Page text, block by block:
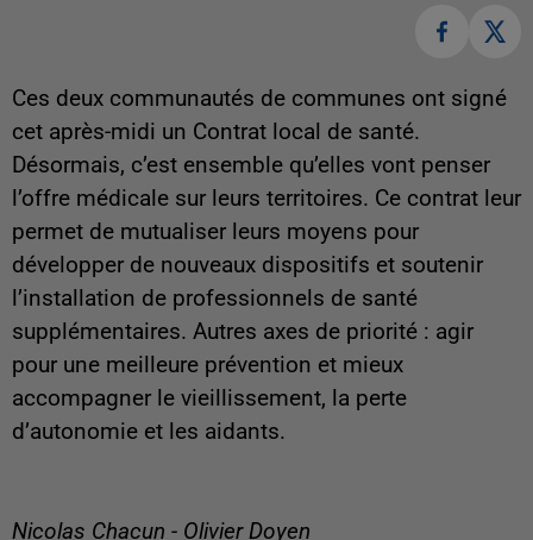
Ces deux communautés de communes ont signé
cet après-midi un Contrat local de santé.
Désormais, c’est ensemble qu’elles vont penser
l’offre médicale sur leurs territoires. Ce contrat leur
permet de mutualiser leurs moyens pour
développer de nouveaux dispositifs et soutenir
l’installation de professionnels de santé
supplémentaires. Autres axes de priorité : agir
pour une meilleure prévention et mieux
accompagner le vieillissement, la perte
d’autonomie et les aidants.
Nicolas Chacun - Olivier Doyen